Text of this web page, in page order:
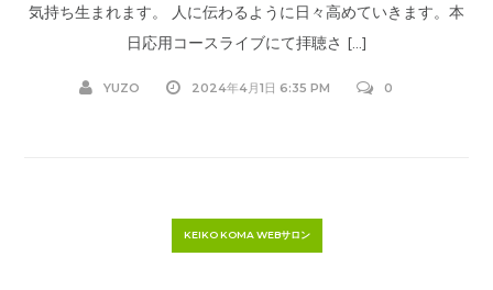
気持ち生まれます。 人に伝わるように日々高めていきます。本
日応用コースライブにて拝聴さ […]
YUZO 2024年4月1日 6:35 PM 0
KEIKO KOMA WEBサロン